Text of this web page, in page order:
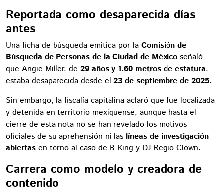
Reportada como desaparecida días
antes
Una ficha de búsqueda emitida por la Comisión de
Búsqueda de Personas de la Ciudad de México señaló
que Angie Miller, de 29 años y 1.60 metros de estatura,
estaba desaparecida desde el 23 de septiembre de 2025.
Sin embargo, la fiscalía capitalina aclaró que fue localizada
y detenida en territorio mexiquense, aunque hasta el
cierre de esta nota no se han revelado los motivos
oficiales de su aprehensión ni las líneas de investigación
abiertas en torno al caso de B King y DJ Regio Clown.
Carrera como modelo y creadora de
contenido